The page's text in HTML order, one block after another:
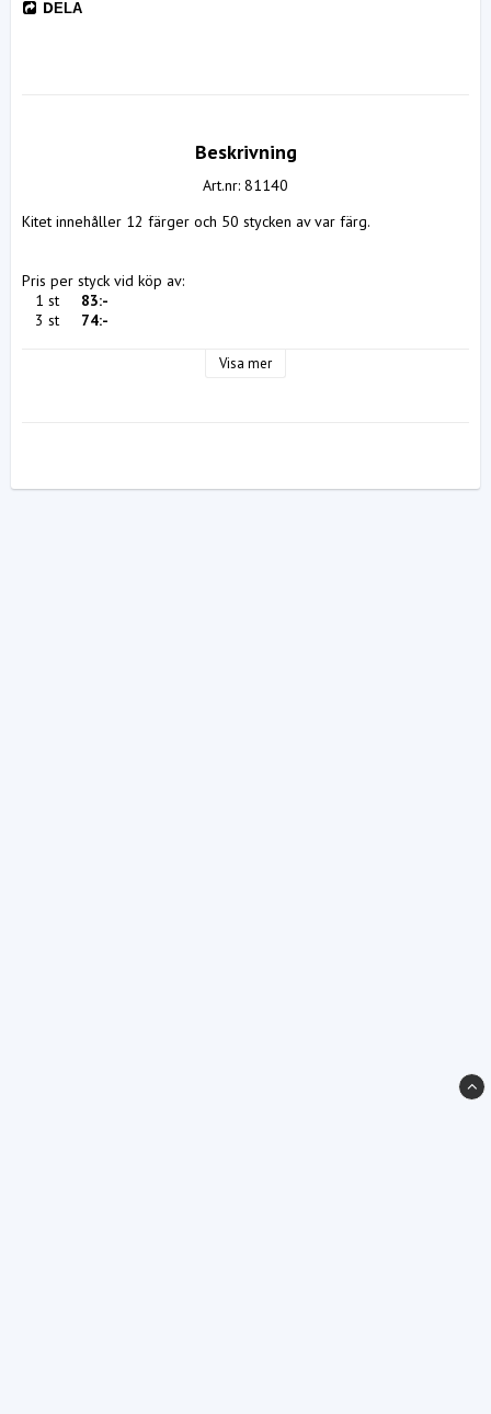
DELA
Beskrivning
Art.nr: 81140
Kitet innehåller 12 färger och 50 stycken av var färg.
Pris per styck vid köp av:
   1 st
83:-
   3 st
74:-
Visa mer